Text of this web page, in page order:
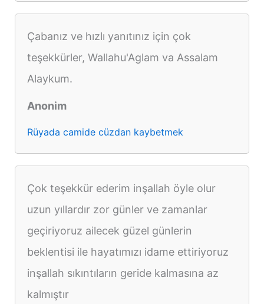
Çabanız ve hızlı yanıtınız için çok
teşekkürler, Wallahu'Aglam va Assalam
Alaykum.
Anonim
Rüyada camide cüzdan kaybetmek
Çok teşekkür ederim inşallah öyle olur
uzun yıllardır zor günler ve zamanlar
geçiriyoruz ailecek güzel günlerin
beklentisi ile hayatımızı idame ettiriyoruz
inşallah sıkıntıların geride kalmasına az
kalmıştır